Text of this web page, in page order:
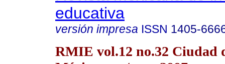
educativa
versión impresa ISSN 1405-
RMIE vol.12 no.32 Ciudad